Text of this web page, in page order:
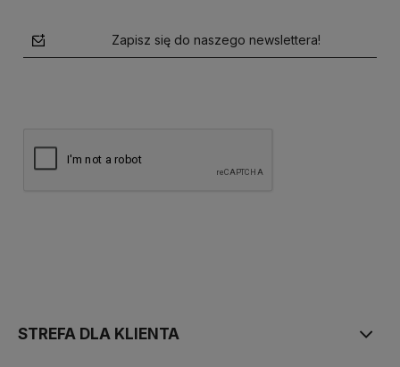
Zapisz się do naszego newslettera!
STREFA DLA KLIENTA